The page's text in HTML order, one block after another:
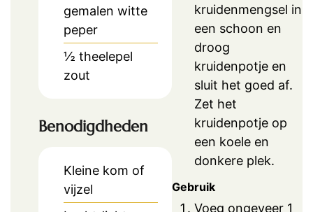
gemalen witte
peper
½ theelepel
zout
Benodigdheden
Kleine kom of
vijzel
kruidenmengsel in
een schoon en
droog
kruidenpotje en
sluit het goed af.
Zet het
kruidenpotje op
een koele en
donkere plek.
Gebruik
Voeg ongeveer 1